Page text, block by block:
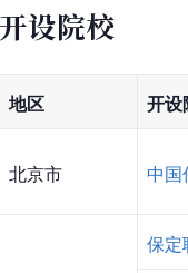
开设院校
地区 开设
北京市 中国
保定